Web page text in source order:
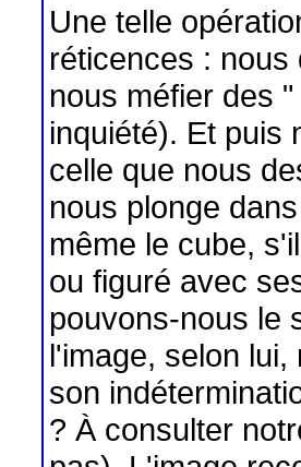
Une telle
réticences :
nous méfier des
inquiété). Et puis
celle que nous
nous plonge
même le cube,
ou figuré avec
pouvons-nous le
l'image, selon
son
? À consulter